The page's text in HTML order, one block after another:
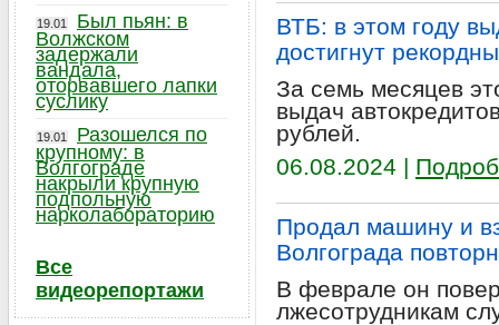
ВТБ: в этом году
достигнут
За семь месяцев
выдач
рублей.
06.08.2024 |
Продал машину и
Волгограда
В феврале он
лжесотрудникам
19.01
Был пьян: в
Волжском
задержали
вандала,
оторвавшего лапки
суслику
19.01
Разошелся по
крупному: в
Волгограде
накрыли крупную
подпольную
нарколабораторию
Все
видеорепортажи